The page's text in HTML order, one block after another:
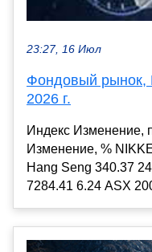
23:27, 16 Июл
Фондовый рынок,
2026 г.
Индекс Изменение,
Изменение, %
Hang Seng 340.37
7284.41 6.24 ASX